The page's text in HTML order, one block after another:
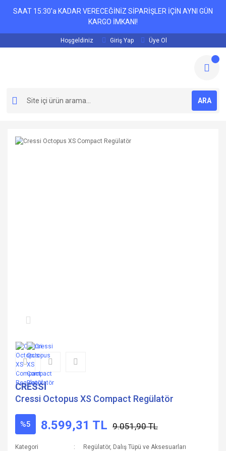
SAAT 15:30'a KADAR VERECEĞİNİZ SİPARİŞLER İÇİN AYNI GÜN
KARGO İMKANI!
Hoşgeldiniz Giriş Yap Üye Ol
ARA
CRESSİ
Cressi Octopus XS Compact Regülatör
%5 8.599,31 TL 9.051,90 TL
Kategori
Regülatör, Dalış Tüpü ve Aksesuarları